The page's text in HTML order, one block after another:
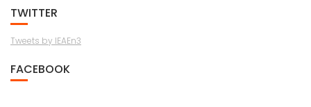
TWITTER
Tweets by IEAEn3
FACEBOOK